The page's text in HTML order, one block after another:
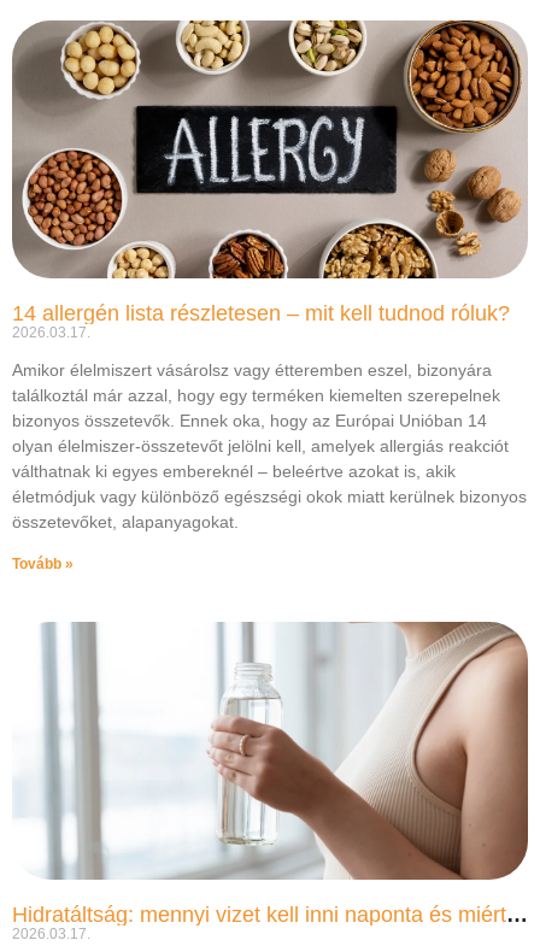
14 allergén lista részletesen – mit kell tudnod róluk?
2026.03.17.
Amikor élelmiszert vásárolsz vagy étteremben eszel, bizonyára
találkoztál már azzal, hogy egy terméken kiemelten szerepelnek
bizonyos összetevők. Ennek oka, hogy az Európai Unióban 14
olyan élelmiszer-összetevőt jelölni kell, amelyek allergiás reakciót
válthatnak ki egyes embereknél – beleértve azokat is, akik
életmódjuk vagy különböző egészségi okok miatt kerülnek bizonyos
összetevőket, alapanyagokat.
Tovább »
Hidratáltság: mennyi vizet kell inni naponta és miért fontos?
2026.03.17.